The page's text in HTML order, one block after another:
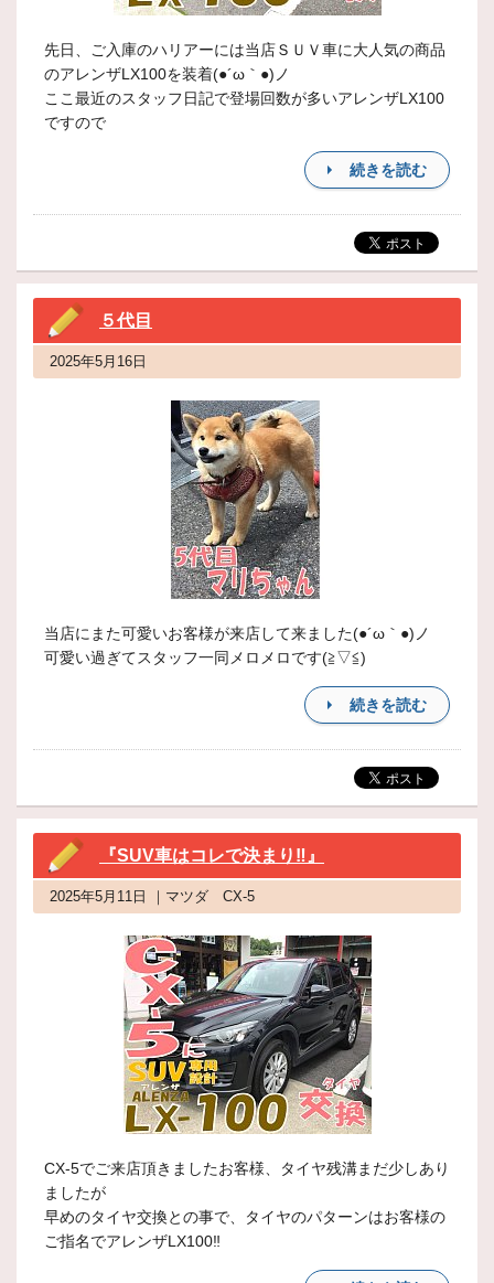
先日、ご入庫のハリアーには当店ＳＵＶ車に大人気の商品
のアレンザLX100を装着(●´ω｀●)ノ
ここ最近のスタッフ日記で登場回数が多いアレンザLX100
ですので
続きを読む
５代目
2025年5月16日
当店にまた可愛いお客様が来店して来ました(●´ω｀●)ノ
可愛い過ぎてスタッフ一同メロメロです(≧▽≦)
続きを読む
『SUV車はコレで決まり‼』
2025年5月11日 ｜マツダ CX-5
CX-5でご来店頂きましたお客様、タイヤ残溝まだ少しあり
ましたが
早めのタイヤ交換との事で、タイヤのパターンはお客様の
ご指名でアレンザLX100‼